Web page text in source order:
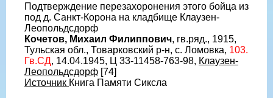
Причина выбытия убит
Дата выбытия 14.04.1945
Подтверждение перезахоронения этого бойца из
под д. Санкт-Корона на кладбище Клаузен-
Леопольдсдорф
Кочетов, Михаил Филиппович, гв.ряд., 1915,
Тульская обл., Товарковский р-н, с. Ломовка, 103.
Гв.СД, 14.04.1945, Ц 33-11458-763-98, Клаузен-
Леопольдсдорф [74]
Источник Книга Памяти Сиксла